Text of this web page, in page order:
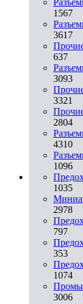
1567
3617
637
3093
3321
2804
4310
1096
1035
2978
797
353
1074
3006